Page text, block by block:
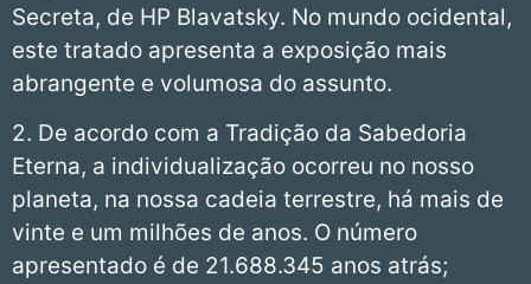
Secreta, de HP Blavatsky. No mundo ocidental,
este tratado apresenta a ­exposição mais
abrangente e volumosa do assunto.
2. De acordo com a Tradição da Sabedoria
Eterna, a individualização ocorreu no nosso
planeta, na nossa cadeia terrestre, há mais de
vinte e um milhões de anos. O número
apresentado é de 21.688.345 anos atrás;